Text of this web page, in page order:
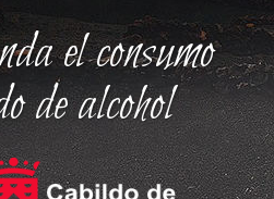
el consumo
de alcohol